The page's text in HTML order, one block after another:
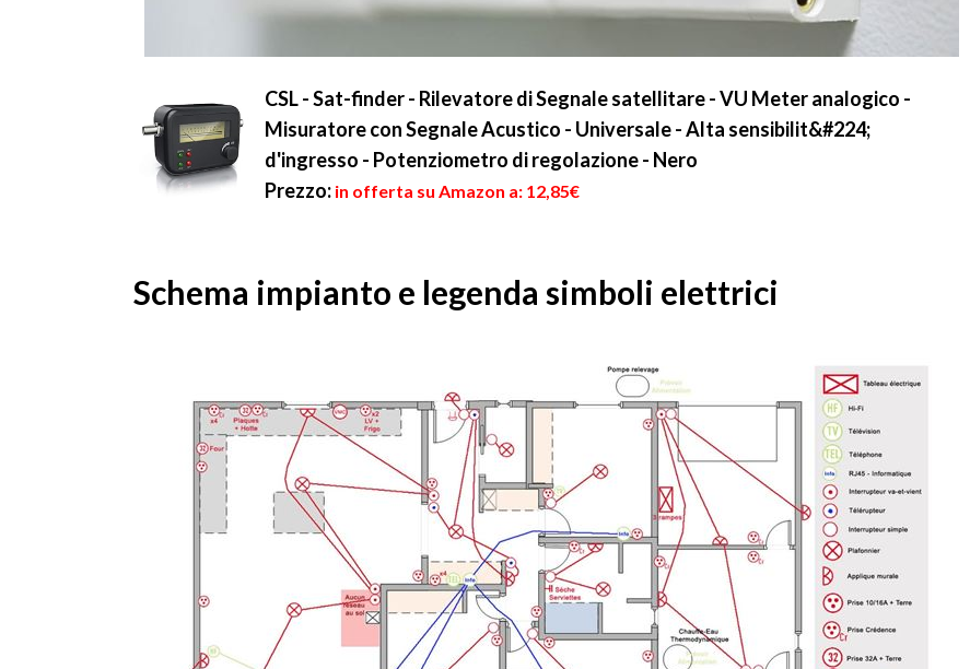
CSL - Sat-finder - Rilevatore di Segnale satellitare - VU Meter analogico -
Misuratore con Segnale Acustico - Universale - Alta sensibilit&#224;
d'ingresso - Potenziometro di regolazione - Nero
Prezzo: in offerta su Amazon a: 12,85€
Schema impianto e legenda simboli elettrici